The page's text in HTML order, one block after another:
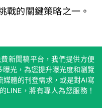
戰的關鍵策略之一。
費新聞稿平台，我們提供方便
光，為您提升曝光度和瀏覽
體的刊登需求，或是對AI寫
LINE，將有專人為您服務！